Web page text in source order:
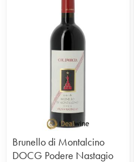
Brunello di Montalcino
DOCG Podere Nastagio